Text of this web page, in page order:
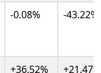
-0.08% -43.22%
+36.52% +21.47%